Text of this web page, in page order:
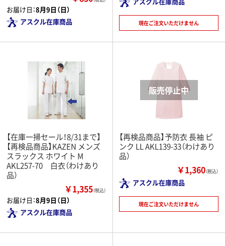
お届け日：8月9日（日）
アスクル在庫商品
現在ご注文いただけません
【在庫一掃セール！8/31まで】
【再検品商品】KAZEN メンズ
スラックス ホワイト M
AKL257-70 白衣（わけあり
品）
￥1,355（税込）
お届け日：8月9日（日）
アスクル在庫商品
【再検品商品】予防衣 長袖 ピ
ンク LL AKL139-33（わけあり
品）
￥1,360（税込）
アスクル在庫商品
現在ご注文いただけません